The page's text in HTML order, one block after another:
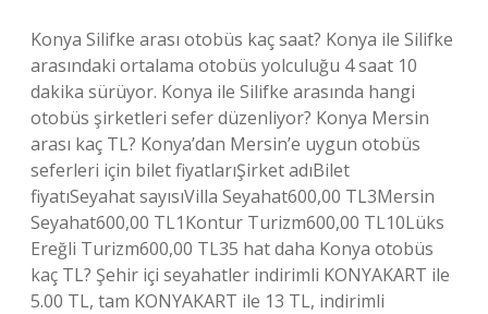
Konya Silifke arası otobüs kaç saat? Konya ile Silifke
arasındaki ortalama otobüs yolculuğu 4 saat 10
dakika sürüyor. Konya ile Silifke arasında hangi
otobüs şirketleri sefer düzenliyor? Konya Mersin
arası kaç TL? Konya’dan Mersin’e uygun otobüs
seferleri için bilet fiyatlarıŞirket adıBilet
fiyatıSeyahat sayısıVilla Seyahat600,00 TL3Mersin
Seyahat600,00 TL1Kontur Turizm600,00 TL10Lüks
Ereğli Turizm600,00 TL35 hat daha Konya otobüs
kaç TL? Şehir içi seyahatler indirimli KONYAKART ile
5.00 TL, tam KONYAKART ile 13 TL, indirimli